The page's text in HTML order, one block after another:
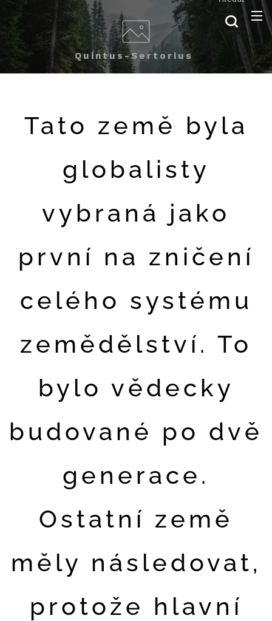
Quintus-Sertorius
Tato země byla
globalisty
vybraná jako
první na zničení
celého systému
zemědělství. To
bylo vědecky
budované po dvě
generace.
Ostatní země
měly následovat,
protože hlavní